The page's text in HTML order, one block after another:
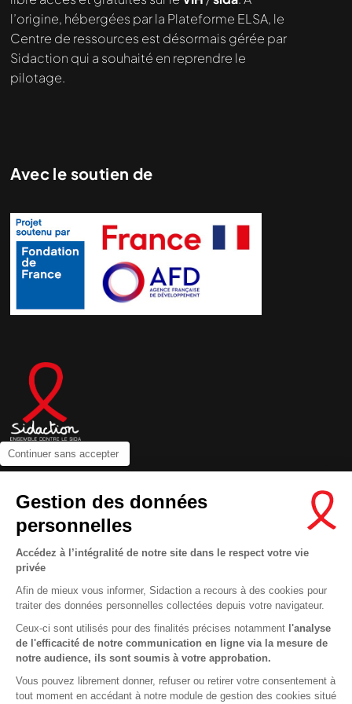
Continuer sans accepter
Gestion des données
personnelles
Accédez à l’intégralité de notre site dans le respect votre vie
privée
Afin de mieux vous informer, Sidaction a recours à des cookies pour
traiter des données personnelles collectées depuis votre navigateur.
Ceux-ci sont utilisés pour des finalités précises notamment l'analyse
de l'efficacité de notre communication en ligne via la mesure de
notre audience, ils sont soumis à votre approbation.
Vous pouvez librement donner, refuser ou retirer votre consentement à
tout moment en accédant à notre module de gestion des cookies situé
l’origine, hébergées par la Plateforme ELSA, le
Centre de ressources est désormais gérée par
Sidaction qui a souhaité en reprendre le
pilotage.
Avec le soutien de
Newsletter
Nous suivre sur les réseaux :
MENTIONS LÉGALES
CONDITIONS D’UTILISATION ET PROTECTION DES DONNÉES
COOKIES